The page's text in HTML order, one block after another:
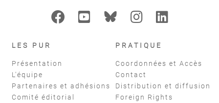
LES PUR
Présentation
L'équipe
Partenaires et adhésions
Comité éditorial
PRATIQUE
Coordonnées et Accès
Contact
Distribution et diffusion
Foreign Rights